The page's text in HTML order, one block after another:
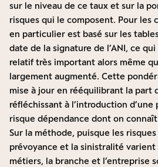
sur le niveau de ce taux et sur la
risques qui le composent. Pour les
en particulier est basé sur les
date de la signature de l’ANI, ce
relatif très important alors même
largement augmenté. Cette
mise à jour en rééquilibrant la part
réfléchissant à l’introduction
risque dépendance dont on
Sur la méthode, puisque les
prévoyance et la sinistralité
métiers, la branche et l’entreprise